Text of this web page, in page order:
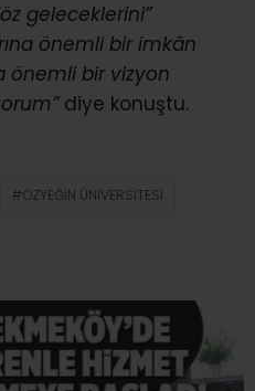
geleceklerini”
önemli bir imkân
önemli bir vizyon
diye konuştu.
ÖZYEĞIN ÜNIVERSITESI